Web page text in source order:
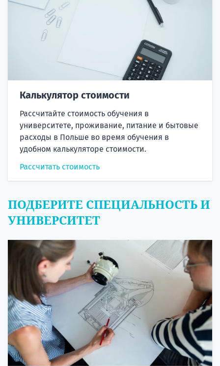
Калькулятор стоимости
Рассчитайте стоимость обучения в
университете, проживание, питание и бытовые
расходы в Польше во время обучения в
удобном калькуляторе стоимости.
Рассчитать стоимость
ПОДБЕРИТЕ СПЕЦИАЛЬНОСТЬ И
УНИВЕРСИТЕТ